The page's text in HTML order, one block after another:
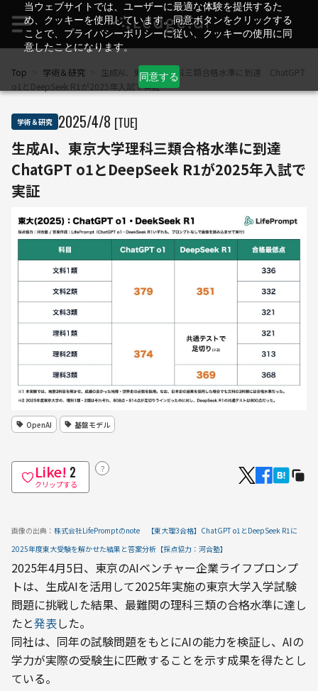
当ウェブサイトでは、ユーザーに最適な体験を提供するた
め、クッキーを使用しています。同意ボタンをクリックする
ことで、プライバシーポリシーに従い、クッキーの使用に同
意したことになります。
同意する
Top 学術＆研究
生成AI、東京大学理科三類合格水準に到達 ChatGPT
o1とDeepSeek R1が2025年入試で実証
学術＆研究 2025/4/8 [TUE]
生成AI、東京大学理科三類合格水準に到達
ChatGPT o1とDeepSeek R1が2025年入試で
実証
OpenAI 基盤モデル
Like! 2
クリップする
？
画像の出典： 株式会社LifePromptのnote　【東大理3合格】ChatGPT o1とDeepSeek R1に
2025年度東大受験を解かせた結果と答案分析【採点協力：河合塾】
2025年4月5日、東京のAIベンチャー企業ライフプロンプ
トは、生成AIを活用して2025年実施の東京大学入学試験
問題に挑戦した結果、最難関の理科三類の合格水準に達し
たと発表した。
同社は、同年の試験問題をもとにAIの能力を検証し、AIの
学力が実際の受験生に匹敵することを示す成果を得たとし
ている。